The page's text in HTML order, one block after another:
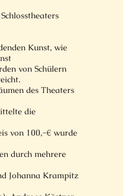
Kunst, wie
von Schülern
des Theaters
die
von 100,-€ wurde
durch mehrere
Johanna Krampitz